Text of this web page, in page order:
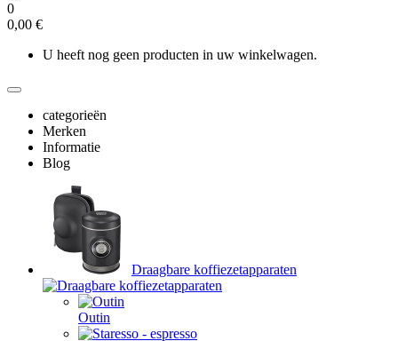
0
0,00 €
U heeft nog geen producten in uw winkelwagen.
categorieën
Merken
Informatie
Blog
Draagbare koffiezetapparaten
Outin